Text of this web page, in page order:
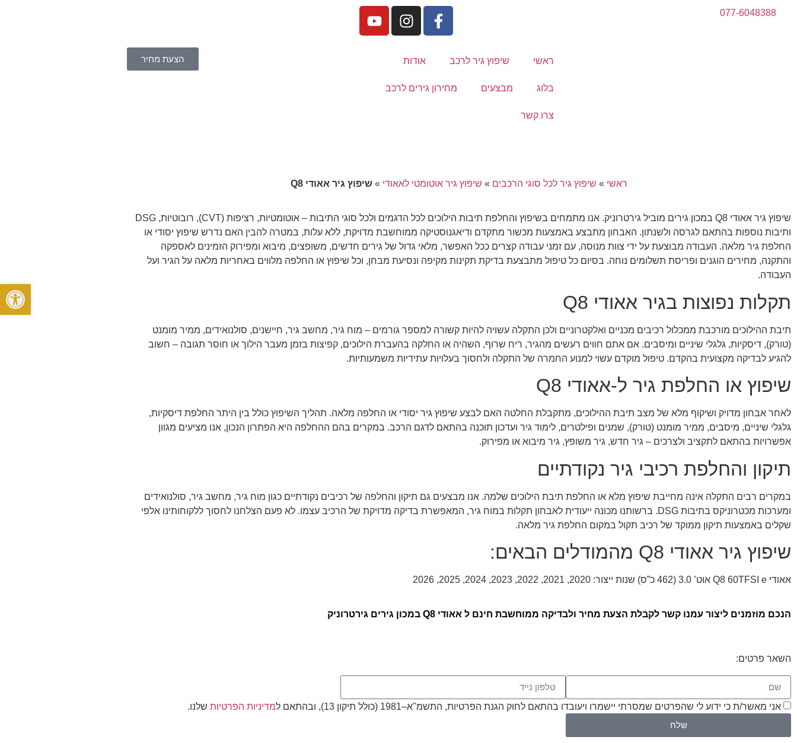
077-6048388
ראשי שיפוץ גיר לרכב אודות
בלוג מבצעים מחירון גירים לרכב
צרו קשר
הצעת מחיר
ראשי » שיפוץ גיר לכל סוגי הרכבים » שיפוץ גיר אוטומטי לאאודי » שיפוץ גיר אאודי Q8
שיפוץ גיר אאודי Q8 במכון גירים מוביל גירטרוניק. אנו מתמחים בשיפוץ והחלפת תיבות הילוכים לכל הדגמים ולכל סוגי התיבות – אוטומטיות, רציפות (CVT), רובוטיות, DSG
ותיבות נוספות בהתאם לגרסה ולשנתון. האבחון מתבצע באמצעות מכשור מתקדם ודיאגנוסטיקה ממוחשבת מדויקת, ללא עלות, במטרה להבין האם נדרש שיפוץ יסודי או
החלפת גיר מלאה. העבודה מבוצעת על ידי צוות מנוסה, עם זמני עבודה קצרים ככל האפשר, מלאי גדול של גירים חדשים, משופצים, מיבוא ומפירוק הזמינים לאספקה
והתקנה, מחירים הוגנים ופריסת תשלומים נוחה. בסיום כל טיפול מתבצעת בדיקת תקינות מקיפה ונסיעת מבחן, וכל שיפוץ או החלפה מלווים באחריות מלאה על הגיר ועל
העבודה.
תקלות נפוצות בגיר אאודי Q8
תיבת ההילוכים מורכבת ממכלול רכיבים מכניים ואלקטרוניים ולכן התקלה עשויה להיות קשורה למספר גורמים – מוח גיר, מחשב גיר, חיישנים, סולנואידים, ממיר מומנט
(טורק), דיסקיות, גלגלי שיניים ומיסבים. אם אתם חווים רעשים מהגיר, ריח שרוף, השהיה או החלקה בהעברת הילוכים, קפיצות בזמן מעבר הילוך או חוסר תגובה – חשוב
להגיע לבדיקה מקצועית בהקדם. טיפול מוקדם עשוי למנוע החמרה של התקלה ולחסוך בעלויות עתידיות משמעותיות.
שיפוץ או החלפת גיר ל-אאודי Q8
לאחר אבחון מדויק ושיקוף מלא של מצב תיבת ההילוכים, מתקבלת החלטה האם לבצע שיפוץ גיר יסודי או החלפה מלאה. תהליך השיפוץ כולל בין היתר החלפת דיסקיות,
גלגלי שיניים, מיסבים, ממיר מומנט (טורק), שמנים ופילטרים, לימוד גיר ועדכון תוכנה בהתאם לדגם הרכב. במקרים בהם ההחלפה היא הפתרון הנכון, אנו מציעים מגוון
אפשרויות בהתאם לתקציב ולצרכים – גיר חדש, גיר משופץ, גיר מיבוא או מפירוק.
תיקון והחלפת רכיבי גיר נקודתיים
במקרים רבים התקלה אינה מחייבת שיפוץ מלא או החלפת תיבת הילוכים שלמה. אנו מבצעים גם תיקון והחלפה של רכיבים נקודתיים כגון מוח גיר, מחשב גיר, סולנואידים
ומערכות מכטרוניקס בתיבות DSG. ברשותנו מכונה ייעודית לאבחון תקלות במוח גיר, המאפשרת בדיקה מדויקת של הרכיב עצמו. לא פעם הצלחנו לחסוך ללקוחותינו אלפי
שקלים באמצעות תיקון ממוקד של רכיב תקול במקום החלפת גיר מלאה.
שיפוץ גיר אאודי Q8 מהמודלים הבאים:
אאודי Q8 60TFSI e אוט’ 3.0 (462 כ”ס) שנות ייצור: 2020, 2021, 2022, 2023, 2024, 2025, 2026
הנכם מוזמנים ליצור עמנו קשר לקבלת הצעת מחיר ולבדיקה ממוחשבת חינם ל אאודי Q8 במכון גירים גירטרוניק
השאר פרטים:
אני מאשר/ת כי ידוע לי שהפרטים שמסרתי יישמרו ויעובדו בהתאם לחוק הגנת הפרטיות, התשמ"א–1981 (כולל תיקון 13), ובהתאם ל מדיניות הפרטיות שלנו.
שלח
פתח